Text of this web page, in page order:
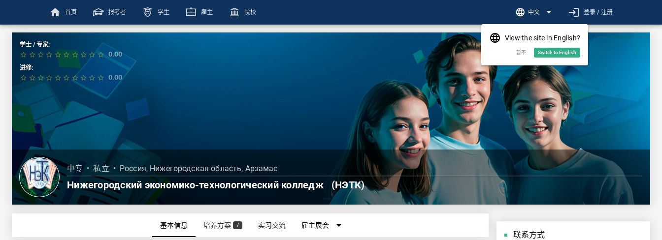
home 首页 报考者 学生 雇主 院校 language 中文 arrow_drop_down login 登录 / 注册
中专 • 私立 • Россия, Нижегородская область, Арзамас
Нижегородский экономико-технологический колледж (НЭТК)
学士 / 专家:
star_border star_border star_border star_border star_border star_border star_border star_border star_borderstar_border 0.00
进修:
star_border star_border star_border star_border star_border star_border star_border star_border star_border star_border 0.00
基本信息 培养方案 7 实习交流 雇主展会 arrow_drop_down
联系方式
language View the site in English?
暂不 Switch to English